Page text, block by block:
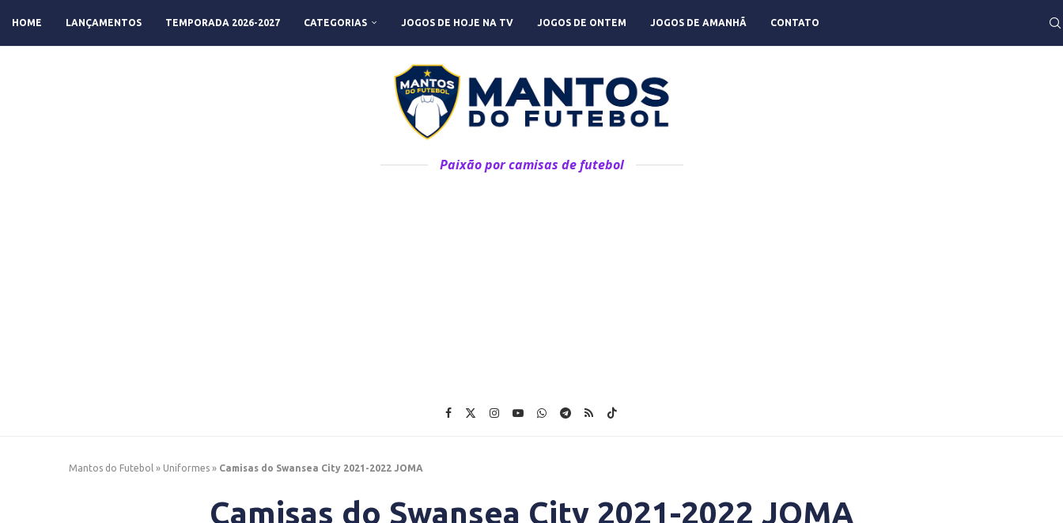
HOME LANÇAMENTOS TEMPORADA 2026-2027 CATEGORIAS JOGOS DE HOJE NA TV JOGOS DE ONTEM JOGOS DE AMANHÃ CONTATO
Paixão por camisas de futebol
Mantos do Futebol » Uniformes » Camisas do Swansea City 2021-2022 JOMA
Camisas do Swansea City 2021-2022 JOMA